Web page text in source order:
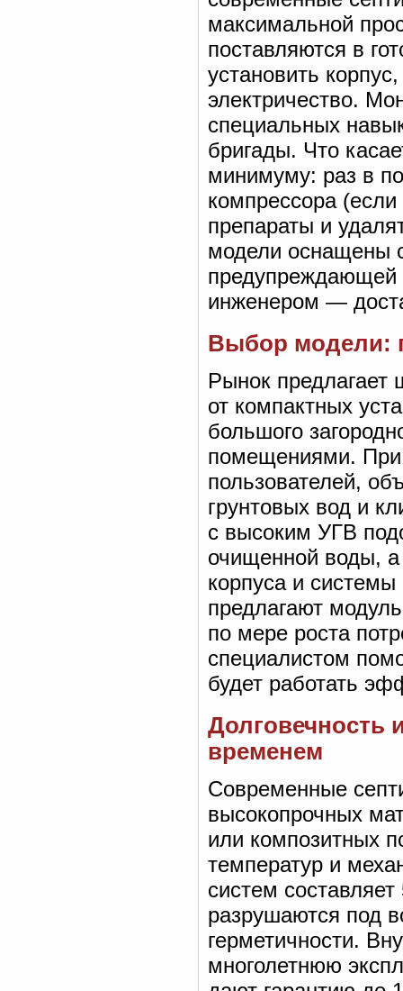
максимальной
поставляются в
установить
электричество.
специальных
бригады. Что
минимуму: раз в
компрессора
препараты и
модели оснащены
предупреждающей
инженером —
Выбор модели:
Рынок предлагает
от компактных
большого
помещениями. При
пользователей,
грунтовых вод и
с высоким УГВ
очищенной воды,
корпуса и
предлагают
по мере роста
специалистом
будет работать
Долговечность
временем
Современные
высокопрочных
или композитных
температур и
систем
разрушаются под
герметичности.
многолетнюю